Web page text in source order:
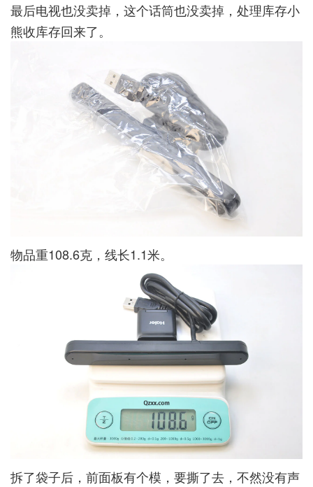
最后电视也没卖掉，这个话筒也没卖掉，处理库存小
熊收库存回来了。
物品重108.6克，线长1.1米。
拆了袋子后，前面板有个模，要撕了去，不然没有声